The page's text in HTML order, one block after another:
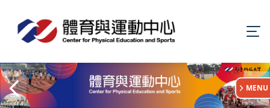
:::
MENU